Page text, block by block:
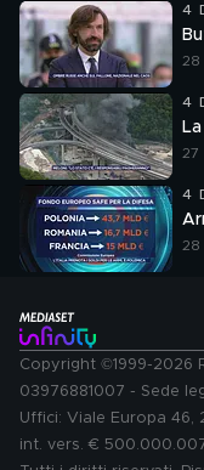
4
28
4
27
4
28
Copyright ©1999-2026
03976881007 - Sede
Uffici: Viale Europa 46,
int. vers. €